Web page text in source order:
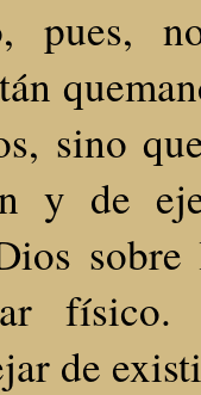
pues,
sino
y de
físico.
de